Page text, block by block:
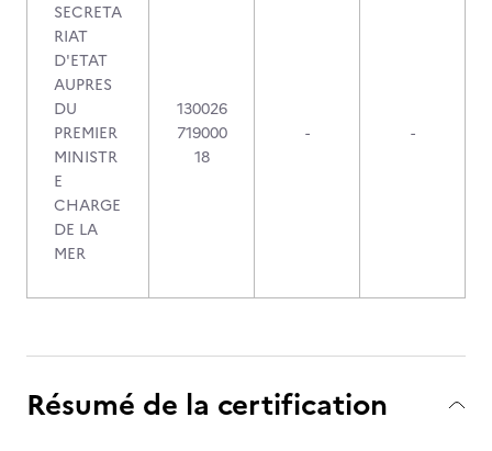
SECRETA
RIAT
D'ETAT
AUPRES
DU
PREMIER
MINISTR
E
CHARGE
DE LA
MER
130026
719000
18
- -
Résumé de la certification